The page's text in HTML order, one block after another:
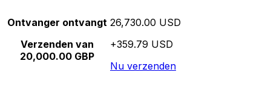
Ontvanger ontvangt
Verzenden van
20,000.00 GBP
26,730.00 USD
+359.79 USD
Nu verzenden